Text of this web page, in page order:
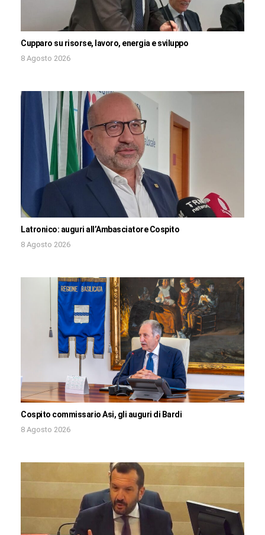
Cupparo su risorse, lavoro, energia e sviluppo
8 Agosto 2026
Latronico: auguri all’Ambasciatore Cospito
8 Agosto 2026
Cospito commissario Asi, gli auguri di Bardi
8 Agosto 2026